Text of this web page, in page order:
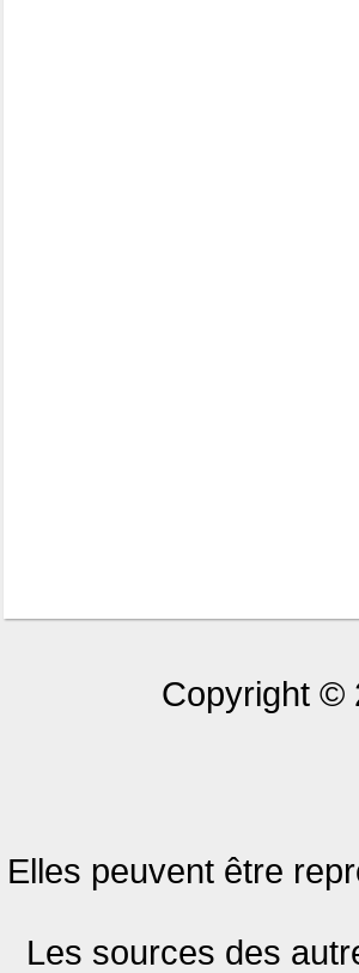
Copyright ©
Elles peuvent être
Les sources des